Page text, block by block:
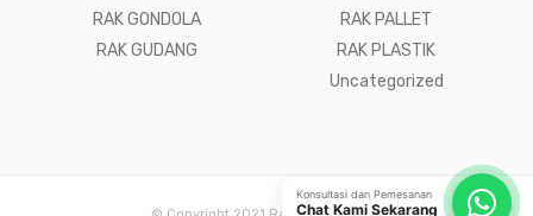
RAK GONDOLA
RAK GUDANG
RAK PALLET
RAK PLASTIK
Uncategorized
Konsultasi dan Pemesanan
Chat Kami Sekarang